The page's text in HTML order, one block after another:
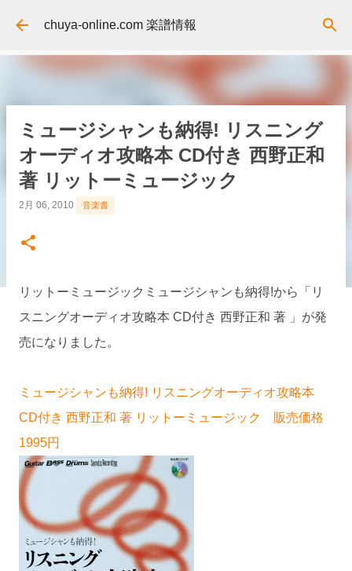
スキップしてメイン コンテンツに移動
chuya-online.com 楽譜情報
ミュージシャンも納得! リスニング
オーディオ攻略本 CD付き 西野正和
著 リットーミュージック
2月 06, 2010 音楽書
リットーミュージックミュージシャンも納得!から「リ
スニングオーディオ攻略本 CD付き 西野正和 著 」が発
売になりました。
ミュージシャンも納得! リスニングオーディオ攻略本
CD付き 西野正和 著 リットーミュージック 販売価格
1995円